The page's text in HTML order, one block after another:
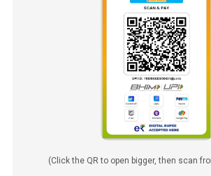
(Click the QR to open bigger, then scan